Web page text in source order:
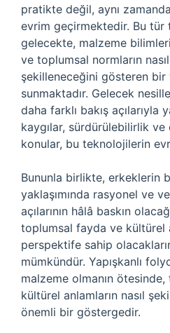
pratikte değil, aynı
evrim geçirmektedir. Bu tür
gelecekte, malzeme
ve toplumsal normların
şekilleneceğini gösteren bir
sunmaktadır. Gelecek
daha farklı bakış açılarıyla
kaygılar, sürdürülebilirlik
konular, bu teknolojilerin
Bununla birlikte, erkeklerin
yaklaşımında rasyonel ve
açılarının hâlâ baskın
toplumsal fayda ve kültürel
perspektife sahip
mümkündür. Yapışkanlı
malzeme olmanın
kültürel anlamların nasıl
önemli bir göstergedir.